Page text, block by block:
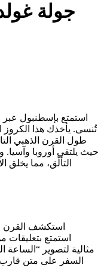
جولة
استمتع بإسطنبول عبر
تُنسى. يأخذك هذا
طول القرن الذهبي
حيث يلتقي أوروبا وآسيا.
التألّق، مما يخلق
استكشف القرن
استمتع
مثالية لتصوير “الساعة
السفر على متن